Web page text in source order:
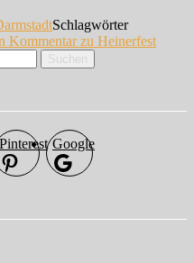
Schlagwörter
Kommentarzu Heinerfest
Suchen
Pinterest Google